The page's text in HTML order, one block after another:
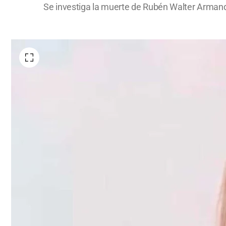
Se investiga la muerte de Rubén Walter